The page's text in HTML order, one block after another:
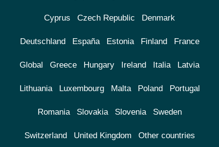
Cyprus Czech Republic Denmark
Deutschland España Estonia Finland France
Global Greece Hungary Ireland Italia Latvia
Lithuania Luxembourg Malta Poland Portugal
Romania Slovakia Slovenia Sweden
Switzerland United Kingdom Other countries